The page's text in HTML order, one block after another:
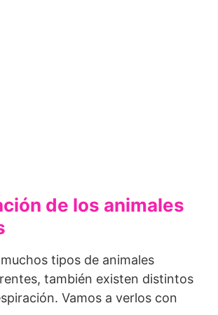
de los animales
tipos de animales
también existen distintos
Vamos a verlos con